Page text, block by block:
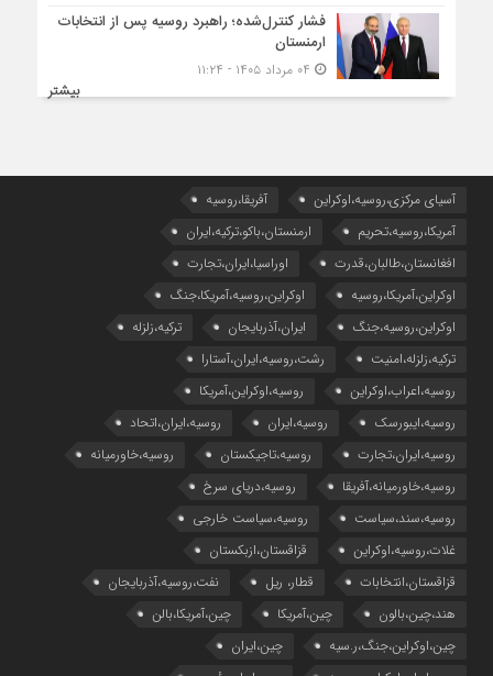
فشار کنترل‌شده؛ راهبرد روسیه پس از انتخابات
ارمنستان
بیشتر
آسیای مرکزی،روسیه،اوکراین
آفریقا،روسیه
آمریکا،روسیه،تحریم
ارمنستان،باکو،ترکیه،ایران
افغانستان،طالبان،قدرت
اوراسیا،ایران،تجارت
اوکراین،آمریکا،روسیه
اوکراین،روسیه،آمریکا،جنگ
اوکراین،روسیه،جنگ
ایران،آذربایجان
ترکیه،زلزله
ترکیه،زلزله،امنیت
رشت،روسیه،ایران،آستارا
روسیه،اعراب،اوکراین
روسیه،اوکراین،آمریکا
روسیه،ایبورسک
روسیه،ایران
روسیه،ایران،اتحاد
روسیه،ایران،تجارت
روسیه،تاجیکستان
روسیه،خاورمیانه
روسیه،خاورمیانه،آفریقا
روسیه،دریای سرخ
روسیه،سند،سیاست
روسیه،سیاست خارجی
غلات،روسیه،اوکراین
قزاقستان،ازبکستان
قزاقستان،انتخابات
قطار، ریل
نفت،روسیه،آذربایجان
هند،چین،بالون
چین،آمریکا
چین،آمریکا،بالن
چین،اوکراین،جنگ،ر.سیه
چین،ایران